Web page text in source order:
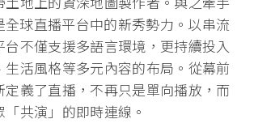
全球直播平台中的新秀勢力。以串流
不僅支援多語言環境，更持續投入
活風格等多元內容的布局。從幕前
定義了直播，不再只是單向播放，而
共演」的即時連線。